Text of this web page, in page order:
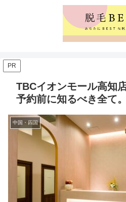
PR
TBCイオンモール高知
予約前に知るべき全て。
中国・四国